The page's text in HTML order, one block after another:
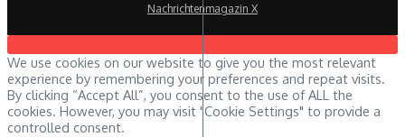
Nachrichtenmagazin X
We use cookies on our website to give you the most relevant
experience by remembering your preferences and repeat visits.
By clicking “Accept All”, you consent to the use of ALL the
cookies. However, you may visit "Cookie Settings" to provide a
controlled consent.